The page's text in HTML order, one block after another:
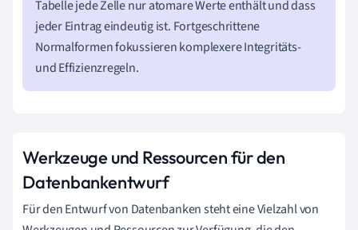
Tabelle jede Zelle nur atomare Werte enthält und dass
jeder Eintrag eindeutig ist. Fortgeschrittene
Normalformen fokussieren komplexere Integritäts-
und Effizienzregeln.
Werkzeuge und Ressourcen für den
Datenbankentwurf
Für den Entwurf von Datenbanken steht eine Vielzahl von